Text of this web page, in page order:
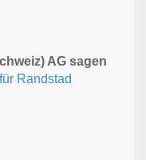
AG sagen
Randstad